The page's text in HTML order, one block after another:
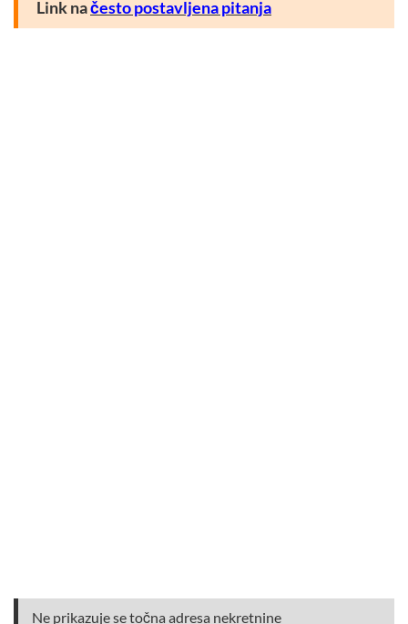
Link načesto postavljena pitanja
Ne prikazuje se točna adresa nekretnine